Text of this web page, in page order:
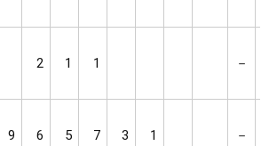
2 1 1 －
9 6 5 7 3 1 －